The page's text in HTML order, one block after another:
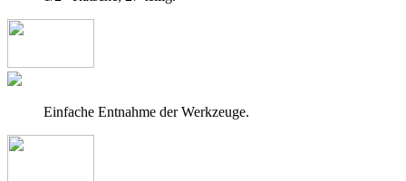
Einfache Entnahme der Werkzeuge.